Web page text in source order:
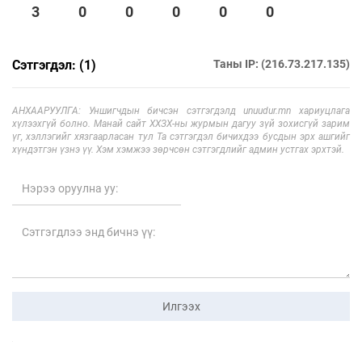
3 0 0 0 0 0
Сэтгэгдэл: (1) Таны IP: (216.73.217.135)
АНХААРУУЛГА: Уншигчдын бичсэн сэтгэгдэлд unuudur.mn хариуцлага
хүлээхгүй болно. Манай сайт ХХЗХ-ны журмын дагуу зүй зохисгүй зарим
үг, хэллэгийг хязгаарласан тул Та сэтгэгдэл бичихдээ бусдын эрх ашгийг
хүндэтгэн үзнэ үү. Хэм хэмжээ зөрчсөн сэтгэгдлийг админ устгах эрхтэй.
Илгээх